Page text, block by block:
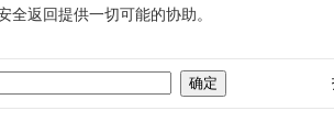
返回提供一切可能的协助。